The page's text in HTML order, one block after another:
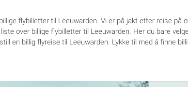
flybilletter til Leeuwarden. Vi er på jakt etter reise
over billige flybilletter til Leeuwarden. Her du bare
en billig flyreise til Leeuwarden. Lykke til med å finne